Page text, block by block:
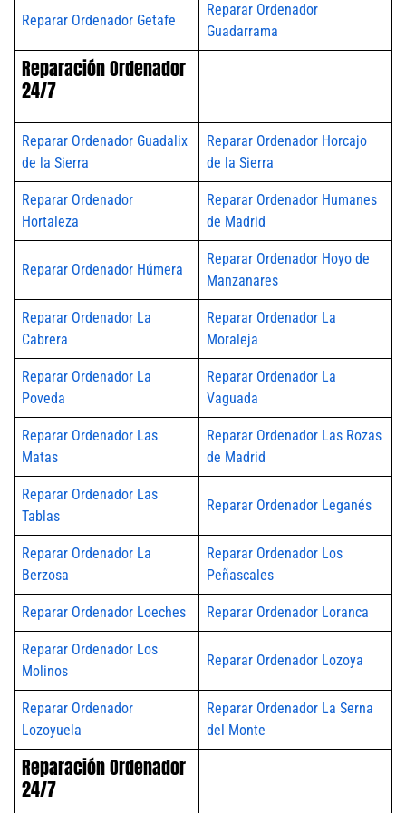
Reparar Ordenador Getafe
Reparar Ordenador
Guadarrama
Reparación Ordenador
24/7
Reparar Ordenador Guadalix
de la Sierra
Reparar Ordenador Horcajo
de la Sierra
Reparar Ordenador
Hortaleza
Reparar Ordenador Humanes
de Madrid
Reparar Ordenador Húmera
Reparar Ordenador Hoyo de
Manzanares
Reparar Ordenador La
Cabrera
Reparar Ordenador La
Moraleja
Reparar Ordenador La
Poveda
Reparar Ordenador La
Vaguada
Reparar Ordenador Las
Matas
Reparar Ordenador Las Rozas
de Madrid
Reparar Ordenador Las
Tablas
Reparar Ordenador Leganés
Reparar Ordenador La
Berzosa
Reparar Ordenador Los
Peñascales
Reparar Ordenador Loeches Reparar Ordenador Loranca
Reparar Ordenador Los
Molinos
Reparar Ordenador Lozoya
Reparar Ordenador
Lozoyuela
Reparar Ordenador La Serna
del Monte
Reparación Ordenador
24/7